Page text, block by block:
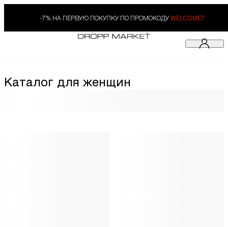
-7% НА ПЕРВУЮ ПОКУПКУ ПО ПРОМОКОДУ WELCOME7
Каталог для женщин